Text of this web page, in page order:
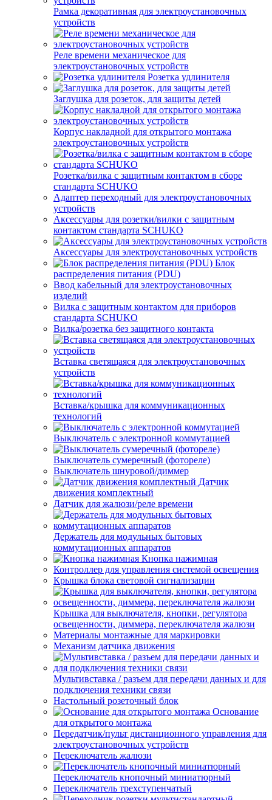
Рамка декоративная для электроустановочных
устройств
Реле времени механическое для
электроустановочных устройств
Розетка удлинителя
Заглушка для розеток, для защиты детей
Корпус накладной для открытого монтажа
электроустановочных устройств
Розетка/вилка с защитным контактом в сборе
стандарта SCHUKO
Адаптер переходный для электроустановочных
устройств
Аксессуары для розетки/вилки с защитным
контактом стандарта SCHUKO
Аксессуары для электроустановочных устройств
Блок
распределения питания (PDU)
Ввод кабельный для электроустановочных
изделий
Вилка с защитным контактом для приборов
стандарта SCHUKO
Вилка/розетка без защитного контакта
Вставка светящаяся для электроустановочных
устройств
Вставка/крышка для коммуникационных
технологий
Выключатель с электронной коммутацией
Выключатель сумеречный (фотореле)
Выключатель шнуровой/диммер
Датчик
движения комплектный
Датчик для жалюзи/реле времени
Держатель для модульных бытовых
коммутационных аппаратов
Кнопка нажимная
Контроллер для управления системой освещения
Крышка блока световой сигнализации
Крышка для выключателя, кнопки, регулятора
освещенности, диммера, переключателя жалюзи
Материалы монтажные для маркировки
Механизм датчика движения
Мультивставка / разъем для передачи данных и для
подключения техники связи
Настольный розеточный блок
Основание
для открытого монтажа
Передатчик/пульт дистанционного управления для
электроустановочных устройств
Переключатель жалюзи
Переключатель кнопочный миниатюрный
Переключатель трехступенчатый